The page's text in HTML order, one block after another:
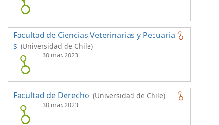
Facultad de Ciencias Veterinarias y Pecuaria
s (Universidad de Chile)
30 mar. 2023
Facultad de Derecho (Universidad de Chile)
30 mar. 2023